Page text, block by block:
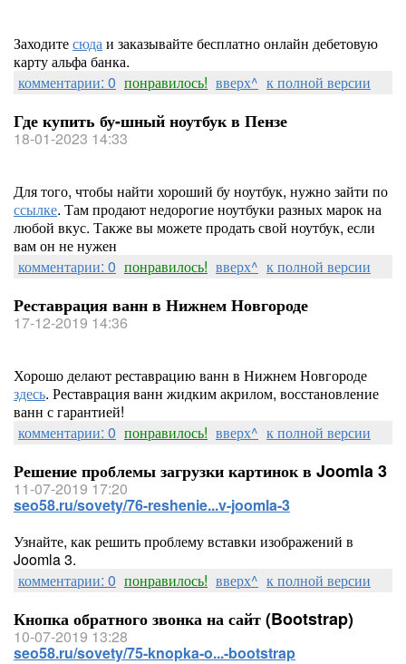
Заходитесюдаи заказывайте бесплатно онлайн дебетовую
карту альфа банка.
комментарии: 0 понравилось! вверх^ к полной версии
Где купить бу-шный ноутбук в Пензе
18-01-2023 14:33
Для того, чтобы найти хороший бу ноутбук, нужно зайти по
ссылке. Там продают недорогие ноутбуки разных марок на
любой вкус. Также вы можете продать свой ноутбук, если
вам он не нужен
комментарии: 0 понравилось! вверх^ к полной версии
Реставрация ванн в Нижнем Новгороде
17-12-2019 14:36
Хорошо делают реставрацию ванн в Нижнем Новгороде
здесь. Реставрация ванн жидким акрилом, восстановление
ванн с гарантией!
комментарии: 0 понравилось! вверх^ к полной версии
Решение проблемы загрузки картинок в Joomla 3
11-07-2019 17:20
seo58.ru/sovety/76-reshenie...v-joomla-3
Узнайте, как решить проблему вставки изображений в
Joomla 3.
комментарии: 0 понравилось! вверх^ к полной версии
Кнопка обратного звонка на сайт (Bootstrap)
10-07-2019 13:28
seo58.ru/sovety/75-knopka-o...-bootstrap